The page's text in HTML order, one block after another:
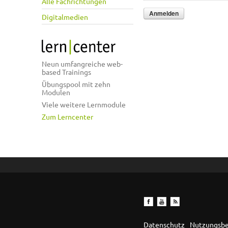
Digitalmedien
Neun umfangreiche web-
based Trainings
Übungspool mit zehn
Modulen
Viele weitere Lernmodule
Zum Lerncenter
Datenschutz